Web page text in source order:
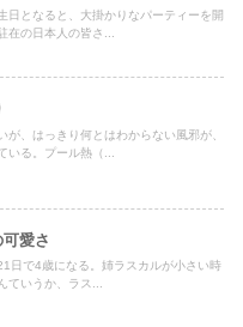
日となると、大掛かりなパーティーを開
在の日本人の皆さ...
が、はっきり何とはわからない風邪が、
いる。プール熱（...
愛さ
日で4歳になる。姉ラスカルが小さい時
ていうか、ラス...